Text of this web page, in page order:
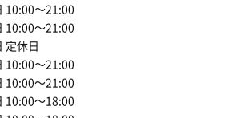
10:00〜21:00
10:00〜21:00
定休日
10:00〜21:00
10:00〜21:00
10:00〜18:00